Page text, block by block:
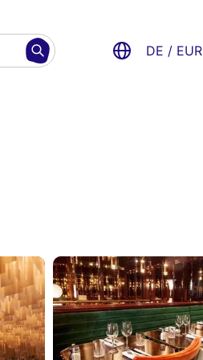
DE / EUR